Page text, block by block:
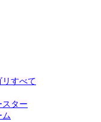
リすべて
スター
ム